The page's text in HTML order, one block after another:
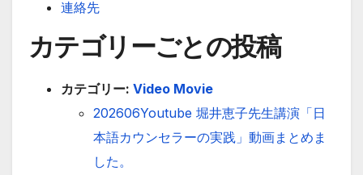
連絡先
カテゴリーごとの投稿
カテゴリー: Video Movie
202606Youtube 堀井恵子先生講演「日
本語カウンセラーの実践」動画まとめま
した。